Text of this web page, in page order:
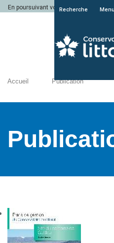
En poursuivant votre navigation sur
Recherche Menu
Accueil Publication